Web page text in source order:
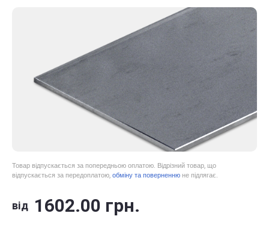
Товар відпускається за попередньою оплатою. Відрізний товар, що
відпускається за передоплатою, обміну та поверненню не підлягає.
від 1602.00 грн.